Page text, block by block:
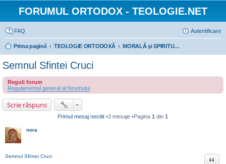
FORUMUL ORTODOX - TEOLOGIE.NET
FAQ Autentificare
Prima pagină TEOLOGIE ORTODOXĂ MORALĂ şi SPIRITUALITATE: aspecte practice ale vieţuirii ortodoxe
Semnul Sfintei Cruci
Reguli forum
Regulamentul general al forumului
Scrie răspuns
Primul mesaj necitit •3 mesaje •Pagina1 din1
nora
Semnul Sfintei Cruci Citat